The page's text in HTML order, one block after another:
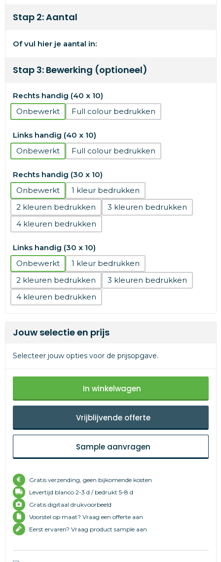
Stap 2: Aantal
Of vul hier je aantal in:
Stap 3: Bewerking (optioneel)
Rechts handig (40 x 10)
Onbewerkt
Full colour
Links handig (40 x 10)
Onbewerkt
Full colour
Rechts handig (30 x 10)
Onbewerkt
1
2
3
4
Links handig (30 x 10)
Onbewerkt
1
2
3
4
Jouw selectie en prijs
Selecteer jouw opties voor de prijsopgave.
In winkelwagen
Vrijblijvende offerte
Sample aanvragen
Gratis verzending, geen bijkomende kosten
Levertijd blanco 2-3 d / bedrukt 5-8 d
Gratis digitaal drukvoorbeeld
Voorstel op maat? Vraag een offerte aan
Eerst ervaren? Vraag product sample aan